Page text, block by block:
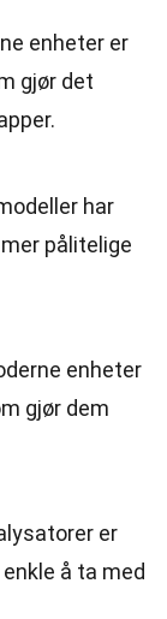
enheter er
gjør det
har
pålitelige
enheter
gjør dem
er
å ta med